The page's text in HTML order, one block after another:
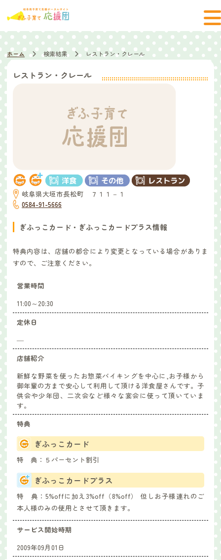
ホーム 検索結果 レストラン・クレール
レストラン・クレール
岐阜県大垣市長松町 ７１１－１
0584-91-5666
ぎふっこカード・ぎふっこカードプラス情報
特典内容は、店舗の都合により変更となっている場合がありま
すので、ご注意ください。
営業時間
11:00～20:30
定休日
―
店舗紹介
新鮮な野菜を使ったお惣菜バイキングを中心に,お子様から
御年輩の方まで安心して利用して頂ける洋食屋さんです。子
供会や少年団、二次会など様々な宴会に使って頂いていま
す。
特典
ぎふっこカード
特 典： ５パーセント割引
ぎふっこカードプラス
特 典： 5%offに加え3%off（8%off） 但しお子様連れのご
本人様のみの使用とさせて頂きます。
サービス開始時期
2009年09月01日